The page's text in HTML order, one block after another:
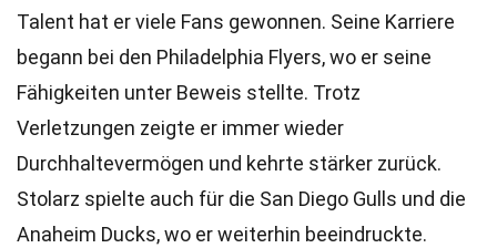
Talent hat er viele Fans gewonnen. Seine Karriere
begann bei den Philadelphia Flyers, wo er seine
Fähigkeiten unter Beweis stellte. Trotz
Verletzungen zeigte er immer wieder
Durchhaltevermögen und kehrte stärker zurück.
Stolarz spielte auch für die San Diego Gulls und die
Anaheim Ducks, wo er weiterhin beeindruckte.